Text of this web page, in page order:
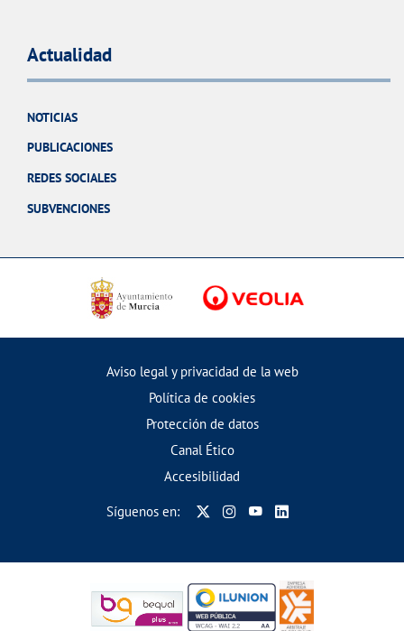
Actualidad
NOTICIAS
PUBLICACIONES
REDES SOCIALES
SUBVENCIONES
Aviso legal y privacidad de la web
Política de cookies
Protección de datos
Canal Ético
Accesibilidad
Síguenos en: